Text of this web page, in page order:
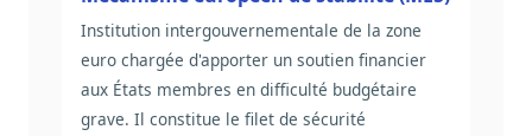
Institution intergouvernementale de la zone
euro chargée d'apporter un soutien financier
aux États membres en difficulté budgétaire
grave. Il constitue le filet de sécurité